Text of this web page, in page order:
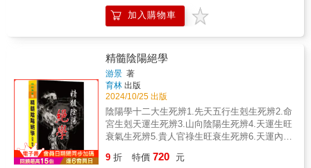
涵與價值，藉由眾多的真實案例，以及風水大
師超過四十年的精實研究和經驗，要讓你我真
◆只有住在富貴線上的房子，才能富貴一輩
子！◆起造房宅或安葬先人的陰宅，也講究時
令喔。◆風鈴是不可以隨便掛的！◆財位是補
充正能量思維的地方。但是，每一間房子的財
位可都不一樣！◆風水氣運已進入九運，所以
不要用八運的好運，來看待九運的歹運。想要
扭轉生命的契機，對風水學要有基本的認知！
人生的轉變，有時候就在一念之間，就好比你
內心的世界改變了，你所看見的外在的境界也
加入購物車
精髓陰陽絕學
游景 著
育林 出版
2024/10/25 出版
陰陽學十二大生死辨1.先天五行生剋生死辨2.命
宮生剋天運生死辨3.山向陰陽生死辨4.天運生旺
衰氣生死辨5.貴人官祿生旺衰生死辨6.天運內外
生旺衰氣生死辨9.控制胎兒性別生死辨10.高山
9 折 特價 720 元